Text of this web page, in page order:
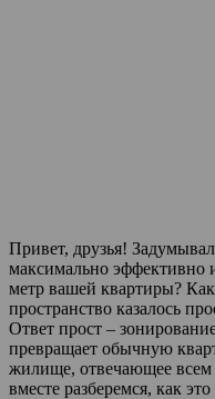
Привет, друзья!
максимально эффективно
метр вашей квартиры?
пространство казалось
Ответ прост –
превращает обычную
жилище, отвечающее
вместе разберемся, как это